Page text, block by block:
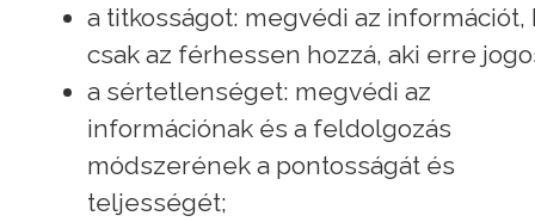
a titkosságot: megvédi az információt,
csak az férhessen hozzá, aki erre
a sértetlenséget: megvédi az
információnak és a feldolgozás
módszerének a pontosságát és
teljességét;